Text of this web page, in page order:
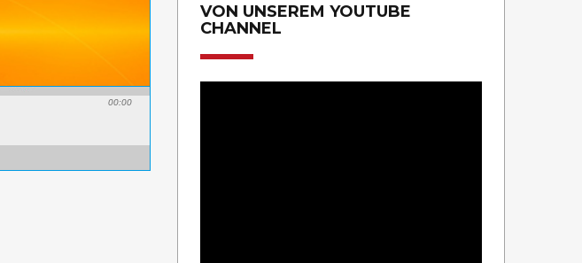
00:00
VON UNSEREM YOUTUBE
CHANNEL